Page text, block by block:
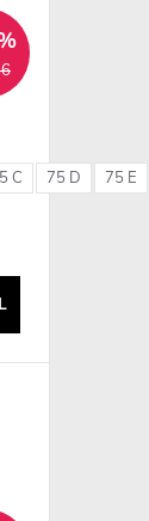
C 75 D 75 E